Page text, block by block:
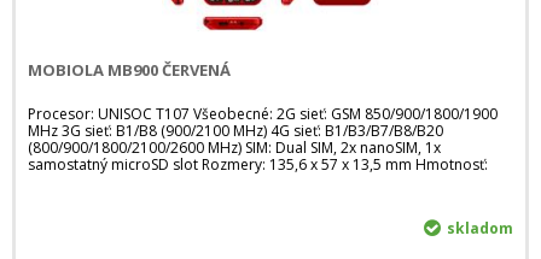
MOBIOLA MB900 ČERVENÁ
Procesor: UNISOC T107 Všeobecné: 2G sieť: GSM 850/900/1800/1900
MHz 3G sieť: B1/B8 (900/2100 MHz) 4G sieť: B1/B3/B7/B8/B20
(800/900/1800/2100/2600 MHz) SIM: Dual SIM, 2x nanoSIM, 1x
samostatný microSD slot Rozmery: 135,6 x 57 x 13,5 mm Hmotnosť:
skladom